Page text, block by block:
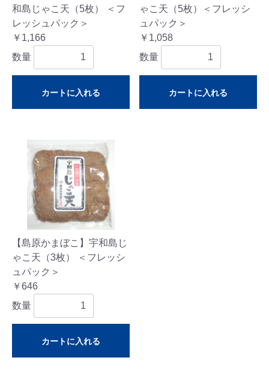
和島じゃこ天（5枚） ＜フ
レッシュパック＞
￥1,166
数量
カートに入れる
ゃこ天（5枚）＜フレッシ
ュパック＞
￥1,058
数量
カートに入れる
【島原かまぼこ】宇和島じ
ゃこ天（3枚） ＜フレッシ
ュパック＞
￥646
数量
カートに入れる